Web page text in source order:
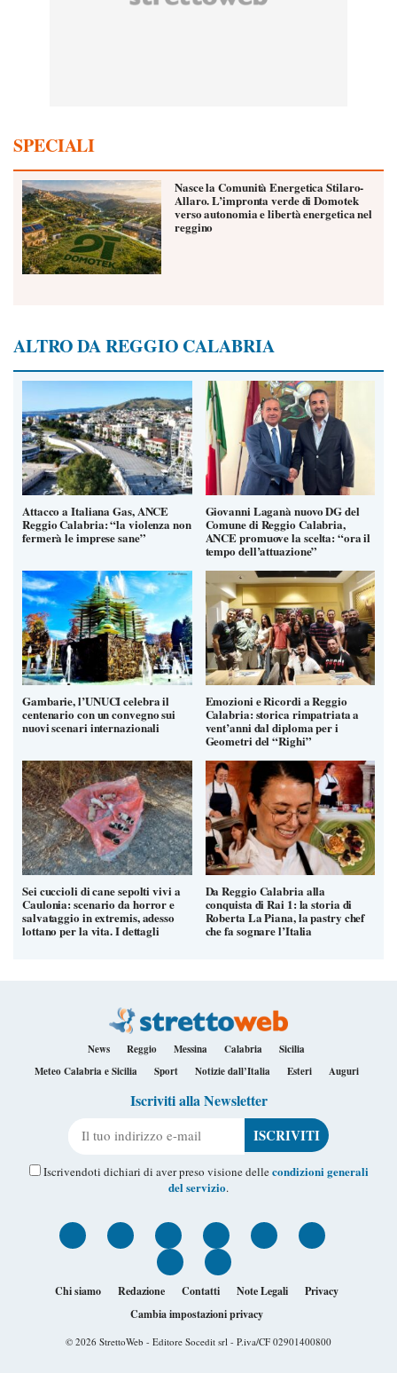
SPECIALI
Nasce la Comunità Energetica Stilaro-
Allaro. L’impronta verde di Domotek
verso autonomia e libertà energetica nel
reggino
ALTRO DA REGGIO CALABRIA
Attacco a Italiana Gas, ANCE
Reggio Calabria: “la violenza non
fermerà le imprese sane”
Giovanni Laganà nuovo DG del
Comune di Reggio Calabria,
ANCE promuove la scelta: “ora il
tempo dell’attuazione”
Gambarie, l’UNUCI celebra il
centenario con un convegno sui
nuovi scenari internazionali
Emozioni e Ricordi a Reggio
Calabria: storica rimpatriata a
vent’anni dal diploma per i
Geometri del “Righi”
Sei cuccioli di cane sepolti vivi a
Caulonia: scenario da horror e
salvataggio in extremis, adesso
lottano per la vita. I dettagli
Da Reggio Calabria alla
conquista di Rai 1: la storia di
Roberta La Piana, la pastry chef
che fa sognare l’Italia
News Reggio Messina Calabria
Sicilia
Meteo Calabria e Sicilia
Sport Notizie dall’Italia Esteri Auguri
Iscriviti alla Newsletter
Iscrivendoti dichiari di aver preso visione dellecondizioni generali
del servizio.
Chi siamo Redazione Contatti Note Legali
Privacy
Cambia impostazioni privacy
© 2026 StrettoWeb - Editore Socedit srl - P.iva/CF 02901400800